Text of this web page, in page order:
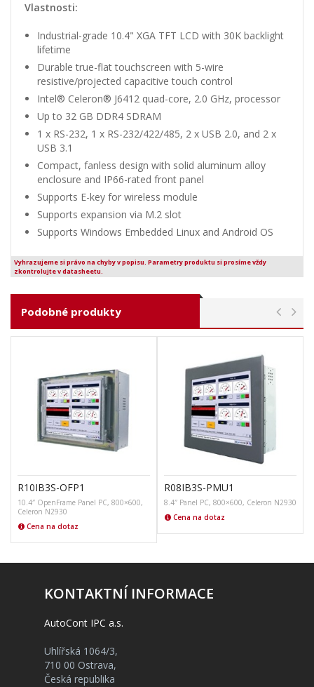
Vlastnosti:
Industrial-grade 10.4" XGA TFT LCD with 30K backlight
lifetime
Durable true-flat touchscreen with 5-wire
resistive/projected capacitive touch control
Intel® Celeron® J6412 quad-core, 2.0 GHz, processor
Up to 32 GB DDR4 SDRAM
1 x RS-232, 1 x RS-232/422/485, 2 x USB 2.0, and 2 x
USB 3.1
Compact, fanless design with solid aluminum alloy
enclosure and IP66-rated front panel
Supports E-key for wireless module
Supports expansion via M.2 slot
Supports Windows Embedded Linux and Android OS
Vyhrazujeme si právo na chyby v popisu. Parametry produktu si prosíme vždy
zkontrolujte v datasheetu.
Podobné produkty
R10IB3S-OFP1
10.4″ OpenFrame Panel PC, 800×600,
Celeron N2930
Cena na dotaz
R08IB3S-PMU1
8.4″ Panel PC, 800×600, Celeron N2930
Cena na dotaz
KONTAKTNÍ INFORMACE
AutoCont IPC a.s.
Uhlířská 1064/3,
710 00 Ostrava,
Česká republika